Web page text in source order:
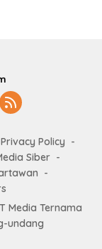
Privacy Policy
Siber
Media Ternama
undang